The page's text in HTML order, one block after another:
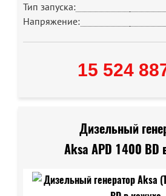
Тип запуска:
Напряжение:
15 524
Дизельный
Aksa APD 1400 BD